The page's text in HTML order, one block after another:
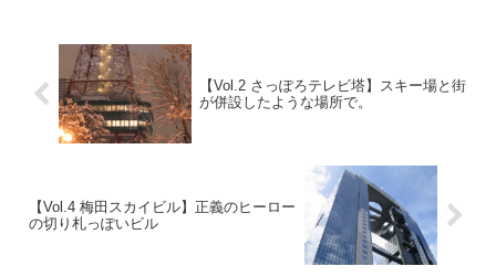
【Vol.2 さっぽろテレビ塔】スキー場と街
が併設したような場所で。
【Vol.4 梅田スカイビル】正義のヒーロー
の切り札っぽいビル